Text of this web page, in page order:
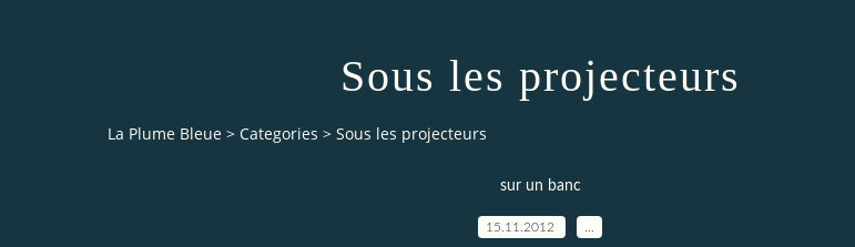
Sous les projecteurs
La Plume Bleue > Categories > Sous les projecteurs
sur un banc
15.11.2012